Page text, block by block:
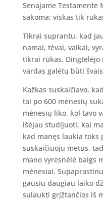
Senajame Testamente
sakoma: viskas tik
Tikrai suprantu, kad
namai, tėvai, vaikai,
tikrai rūkas. Dingtelėjo
vardas galėtų būti
Kažkas suskaičiavo,
tai po 600 mėnesių
mėnesių liko, kol tavo
išėjau studijuoti, kai
kad manęs laukia toks
suskaičiuoju metus,
mano vyresnėlė baigs
mėnesiai.
gausiu daugiau laiko
sulaukti grįžtančios iš